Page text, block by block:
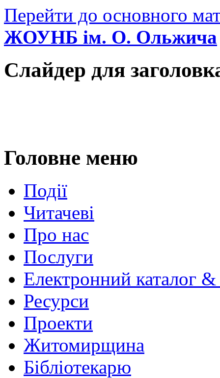
Перейти до основного
ЖОУНБ ім. О. Ольжича
Слайдер для
Головне меню
Події
Читачеві
Про нас
Послуги
Електронний каталог
Ресурси
Проекти
Житомирщина
Бібліотекарю